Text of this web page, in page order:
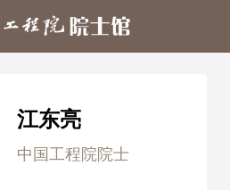
江东亮
中国工程院院士